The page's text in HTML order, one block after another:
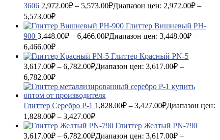
3606 2,972.00₽ – 5,573.00₽Диапазон цен: 2,972.00₽ –
5,573.00₽
Глиттер Вишневый PH-
900 3,448.00₽ – 6,466.00₽Диапазон цен: 3,448.00₽ –
6,466.00₽
Глиттер Красный PN-5
3,617.00₽ – 6,782.00₽Диапазон цен: 3,617.00₽ –
6,782.00₽
Глиттер Серебро P-1 1,828.00₽ – 3,427.00₽Диапазон цен:
1,828.00₽ – 3,427.00₽
Глиттер Желтый PN-790
3,617.00₽ – 6,782.00₽Диапазон цен: 3,617.00₽ –